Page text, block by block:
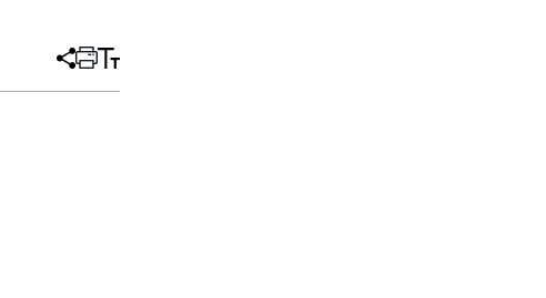
分
文
打 调
大